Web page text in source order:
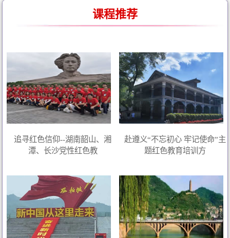
课程推荐
追寻红色信仰--湖南韶山、湘
潭、长沙党性红色教
赴遵义“不忘初心 牢记使命”主
题红色教育培训方